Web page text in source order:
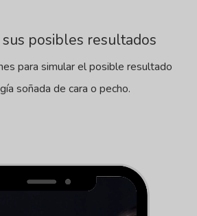
posibles resultados
para simular el posible resultado
soñada de cara o pecho.